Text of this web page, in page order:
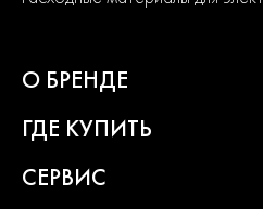
Быстрый
О БРЕНДЕ
ГДЕ КУПИТЬ
СЕРВИС